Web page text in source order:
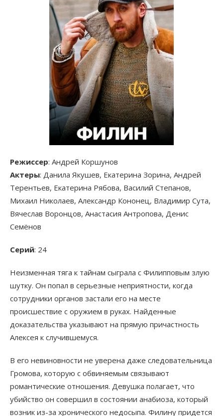
Режиссер: Андрей Коршунов
Актеры: Данила Якушев, Екатерина Зорина, Андрей
Терентьев, Екатерина Рябова, Василий Степанов,
Михаил Николаев, Александр Кононец, Владимир Сута,
Вячеслав Воронцов, Анастасия Антропова, Денис
Семёнов
Серий: 24
Неизменная тяга к тайнам сыграла с Филипповым злую
шутку. Он попал в серьезные неприятности, когда
сотрудники органов застали его на месте
происшествие с оружием в руках. Найденные
доказательства указывают на прямую причастность
Алексея к случившемуся.
В его невиновности не уверена даже следовательница
Громова, которую с обвиняемым связывают
романтические отношения. Девушка полагает, что
убийство он совершил в состоянии анабиоза, который
возник из-за хронического недосыпа. Филину придется